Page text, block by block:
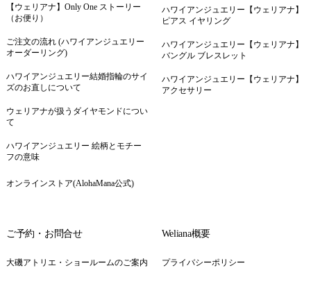
【ウェリアナ】Only One ストーリー
（お便り）
ご注文の流れ (ハワイアンジュエリー
オーダーリング)
ハワイアンジュエリー結婚指輪のサイ
ズのお直しについて
ウェリアナが扱うダイヤモンドについ
て
ハワイアンジュエリー 絵柄とモチー
フの意味
オンラインストア(AlohaMana公式)
ハワイアンジュエリー【ウェリアナ】
ピアス イヤリング
ハワイアンジュエリー【ウェリアナ】
バングル ブレスレット
ハワイアンジュエリー【ウェリアナ】
アクセサリー
ご予約・お問合せ
大磯アトリエ・ショールームのご案内
Weliana概要
プライバシーポリシー